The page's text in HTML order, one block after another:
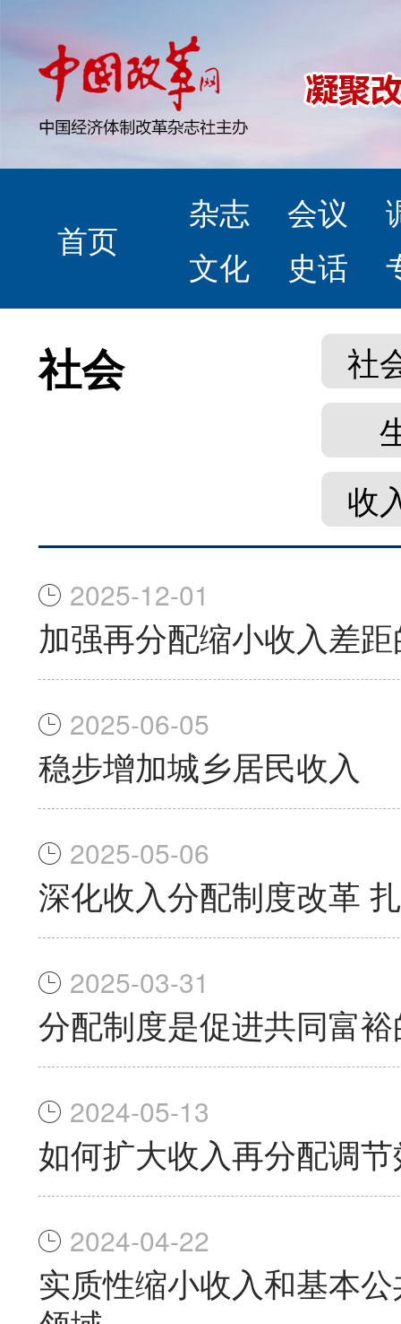
首页
杂志 会议
文化
史话
社会
社
收
2025-12-01
加强再分配缩小收入差
2025-06-05
稳步增加城乡居民收入
2025-05-06
深化收入分配制度改革
2025-03-31
分配制度是促进共同富
2024-05-13
如何扩大收入再分配调
2024-04-22
实质性缩小收入和基本